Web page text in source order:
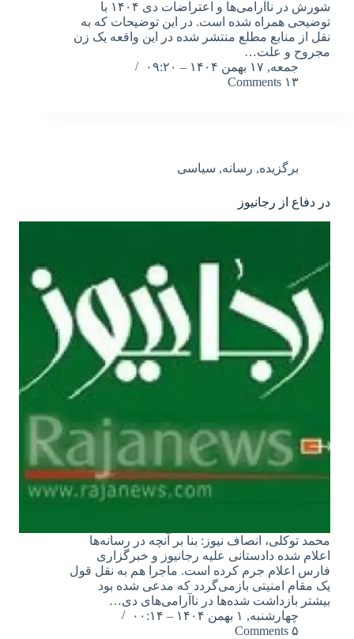
شورش در ناآرامی‌ها و اعتراضات دی ۱۴۰۴ با
توضیحی همراه شده است. در این توضیحات که به
نقل از منابع مطلع منتشر شده در این واقعه یک زن
مجروح و علت…
جمعه, ۱۷ بهمن ۱۴۰۴ – ۰۹:۲۰
۱۳ Comments
برگزیده, رسانه, سیاسی
در دفاع از رجانیوز
محمد توکلی، انصاف نیوز: بنا بر آنچه در رسانه‌ها
اعلام شده دادستانی علیه رجانیوز و خبرگزاری
فارس اعلام جرم کرده است. ماجرا هم به نقل قول
یک مقام امنیتی بازمی‌گردد که مدعی شده بود
بیشتر بازداشت شده‌ها در ناآرامی‌های دی…
چهارشنبه, ۱ بهمن ۱۴۰۴ – ۰۰:۱۴
۵ Comments